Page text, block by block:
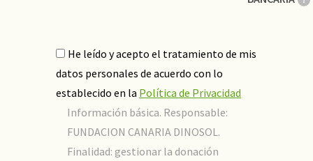
He leído y acepto el tratamiento de mis
datos personales de acuerdo con lo
establecido en la Política de Privacidad
Información básica. Responsable:
FUNDACION CANARIA DINOSOL.
Finalidad: gestionar la donación